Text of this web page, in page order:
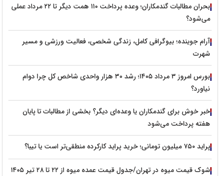
بحران مطالبات گندمکاران؛ وعده پرداخت ۱۱۰ همت دیگر تا ۲۲ مرداد عملی
می‌شود؟
آرام جوینده؛ بیوگرافی کامل، زندگی شخصی، فعالیت ورزشی و مسیر
شهرت
بورس امروز ۳ مرداد ۱۴۰۵؛ رشد ۳۰ هزار واحدی شاخص کل چرا دوام
نیاورد؟
خبر خوش برای گندمکاران یا وعده‌ای دیگر؟ بخشی از مطالبات تا پایان
هفته پرداخت می‌شود
پراید ۷۵۰ میلیون تومانی؛ خرید پراید کارکرده منطقی‌تر است یا تیبا؟
شوک قیمت میوه در تهران/جدول قیمت عمده میوه از ۲۲ تا ۲۸ تیر ۱۴۰۵